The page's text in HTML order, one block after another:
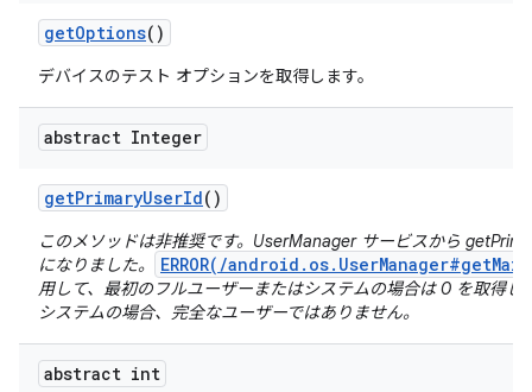
getOptions()
デバイスのテスト オプションを取得します。
abstract Integer
getPrimaryUserId()
このメソッドは非推奨です。UserManager サービスから
になりました。
ERROR(/
用して、最初のフルユーザーまたはシステムの場合は 0 を取得し
システムの場合、完全なユーザーではありません。
abstract int